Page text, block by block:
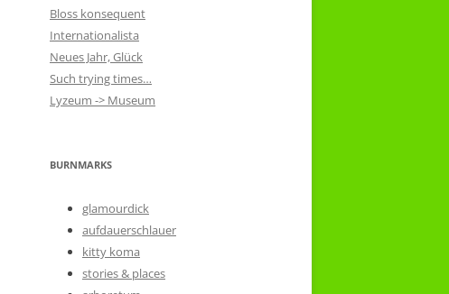
Bloss konsequent
Internationalista
Neues Jahr, Glück
Such trying times…
Lyzeum -> Museum
BURNMARKS
glamourdick
aufdauerschlauer
kitty koma
stories & places